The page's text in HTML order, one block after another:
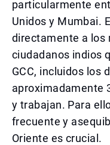
particularmente
Unidos y Mumbai.
directamente a los
ciudadanos indios
GCC, incluidos los
aproximadamente
y trabajan. Para
frecuente y
Oriente es crucial.